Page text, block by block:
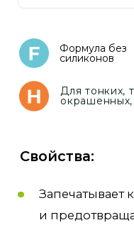
Состав:
Массажными
на вымытые шампунем
подействовать 3-4
смойте тёплой водой.
Вода, цетеариловый
от сухости и теплового
и блеск, облегчает